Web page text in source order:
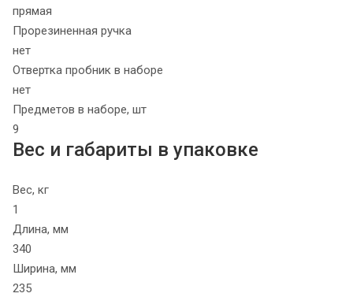
прямая
Прорезиненная ручка
нет
Отвертка пробник в наборе
нет
Предметов в наборе, шт
9
Вес и габариты в упаковке
Вес, кг
1
Длина, мм
340
Ширина, мм
235